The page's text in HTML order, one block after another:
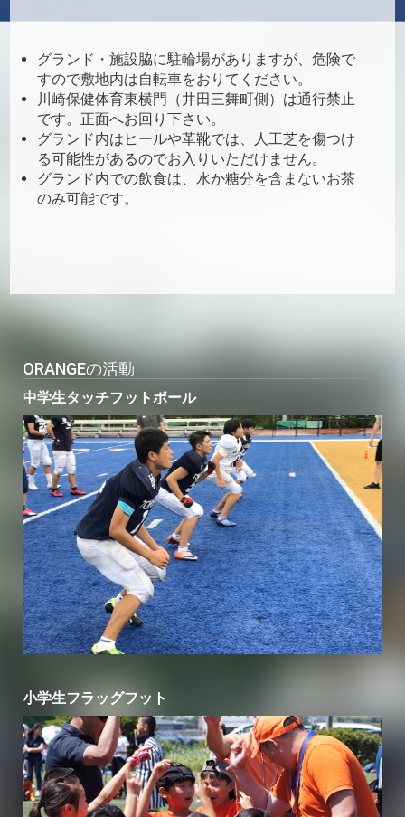
グランド・施設脇に駐輪場がありますが、危険で
すので敷地内は自転車をおりてください。
川崎保健体育東横門（井田三舞町側）は通行禁止
です。正面へお回り下さい。
グランド内はヒールや革靴では、人工芝を傷つけ
る可能性があるのでお入りいただけません。
グランド内での飲食は、水か糖分を含まないお茶
のみ可能です。
ORANGEの活動
中学生タッチフットボール
小学生フラッグフット